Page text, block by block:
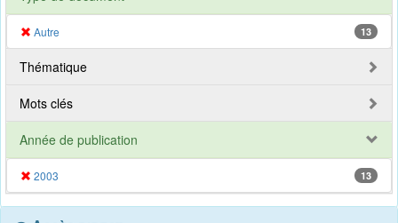
Autre 13
Thématique
Mots clés
Année de publication
2003 13